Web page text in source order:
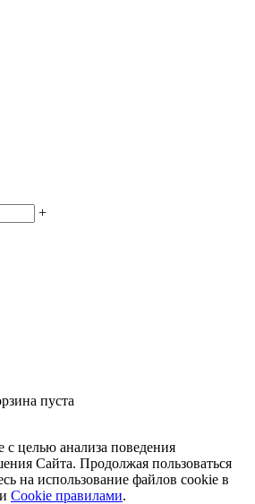
+
пуста
с целью анализа поведения
Сайта. Продолжая пользоваться
на использование файлов cookie в
Cookiе правилами.